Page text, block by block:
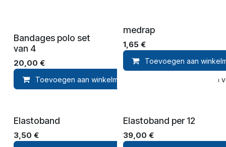
Bandages polo set
van 4
20,00 €
Toevoegen aan winkelmandje Toevoegen aan
medrap
1,65€
Toevoegen aan
Elastoband
3,50 €
Elastoband per 12
39,00 €